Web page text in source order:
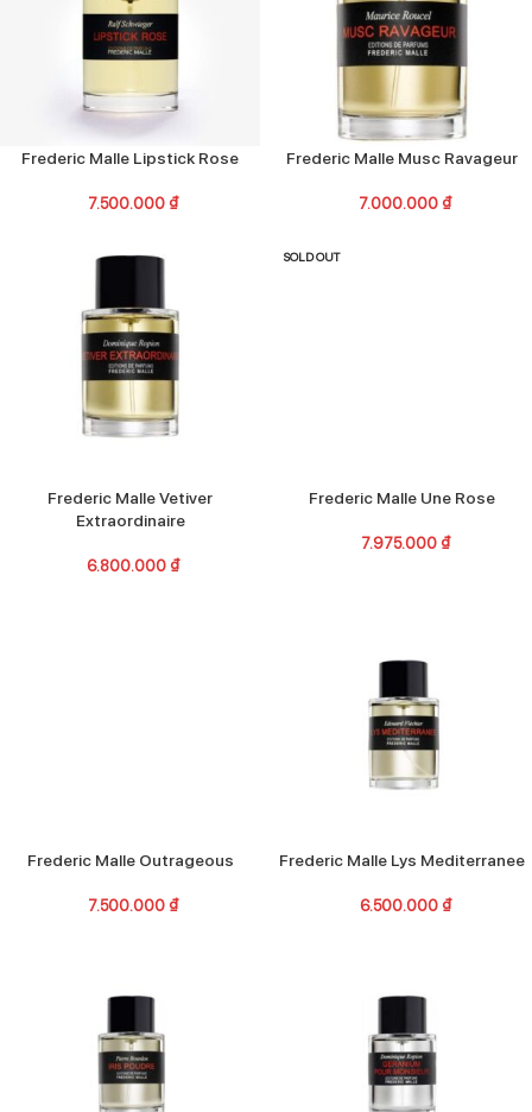
Frederic Malle Lipstick Rose
7.500.000 ₫
Frederic Malle Musc Ravageur
7.000.000 ₫
Frederic Malle Vetiver
Extraordinaire
6.800.000 ₫
SOLD OUT
Frederic Malle Une Rose
7.975.000 ₫
Frederic Malle Outrageous
7.500.000 ₫
Frederic Malle Lys Mediterranee
6.500.000 ₫